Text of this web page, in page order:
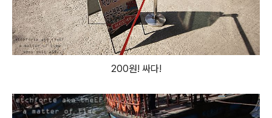
200원! 싸다!